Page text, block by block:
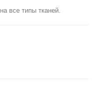
все типы тканей.